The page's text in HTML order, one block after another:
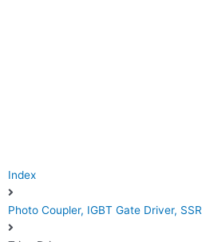
Index
Photo Coupler, IGBT Gate Driver, SSR